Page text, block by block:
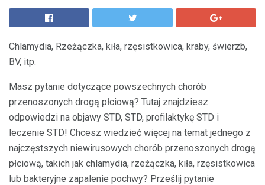
Chlamydia, Rzeżączka, kiła, rzęsistkowica, kraby, świerzb,
BV, itp.
Masz pytanie dotyczące powszechnych chorób
przenoszonych drogą płciową? Tutaj znajdziesz
odpowiedzi na objawy STD, STD, profilaktykę STD i
leczenie STD! Chcesz wiedzieć więcej na temat jednego z
najczęstszych niewirusowych chorób przenoszonych drogą
płciową, takich jak chlamydia, rzeżączka, kiła, rzęsistkowica
lub bakteryjne zapalenie pochwy? Prześlij pytanie